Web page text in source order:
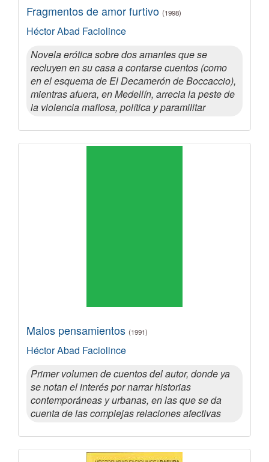
Fragmentos de amor furtivo (1998)
Héctor Abad Faciolince
Novela erótica sobre dos amantes que se
recluyen en su casa a contarse cuentos (como
en el esquema de El Decamerón de Boccaccio),
mientras afuera, en Medellín, arrecia la peste de
la violencia mafiosa, política y paramilitar
Malos pensamientos (1991)
Héctor Abad Faciolince
Primer volumen de cuentos del autor, donde ya
se notan el interés por narrar historias
contemporáneas y urbanas, en las que se da
cuenta de las complejas relaciones afectivas